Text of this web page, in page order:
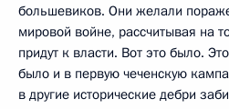
большевиков. Они желали
мировой войне, рассчитывая на
придут к власти. Вот это было.
было и в первую чеченскую
в другие исторические дебри